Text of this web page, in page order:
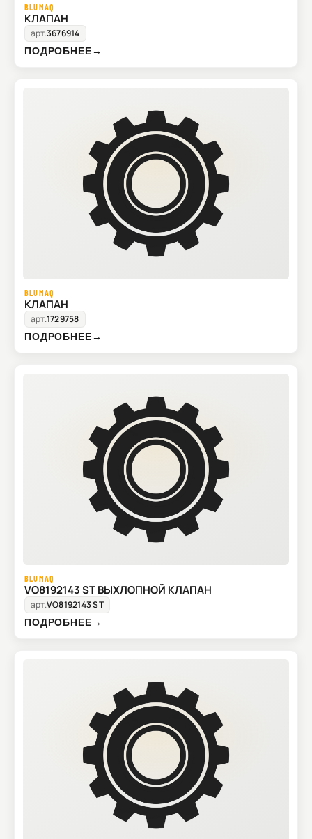
BLUMAQ
КЛАПАН
арт.3676914
ПОДРОБНЕЕ→
BLUMAQ
КЛАПАН
арт.1729758
ПОДРОБНЕЕ→
BLUMAQ
VO8192143 ST ВЫХЛОПНОЙ КЛАПАН
арт.VO8192143 ST
ПОДРОБНЕЕ→